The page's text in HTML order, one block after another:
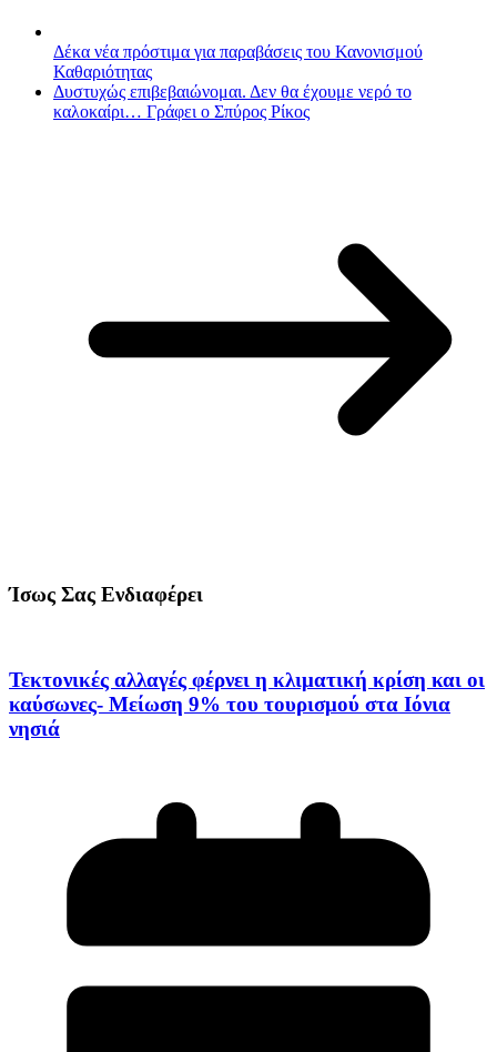
Δέκα νέα πρόστιμα για παραβάσεις του Κανονισμού
Καθαριότητας
Δυστυχώς επιβεβαιώνομαι. Δεν θα έχουμε νερό το
καλοκαίρι… Γράφει ο Σπύρος Ρίκος
Ίσως Σας Ενδιαφέρει
Τεκτονικές αλλαγές φέρνει η κλιματική κρίση και οι
καύσωνες- Μείωση 9% του τουρισμού στα Ιόνια
νησιά